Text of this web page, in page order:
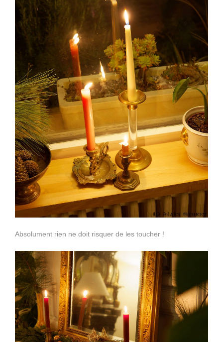
Absolument rien ne doit risquer de les toucher !